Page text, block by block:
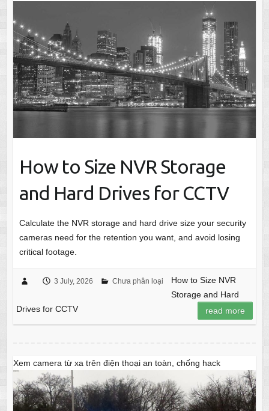
How to Size NVR Storage
and Hard Drives for CCTV
Calculate the NVR storage and hard drive size your security
cameras need for the retention you want, and avoid losing
critical footage.
3 July, 2026 Chưa phân loại
How to Size NVR
Storage and Hard
Drives for CCTV
read more
Xem camera từ xa trên điện thoại an toàn, chống hack